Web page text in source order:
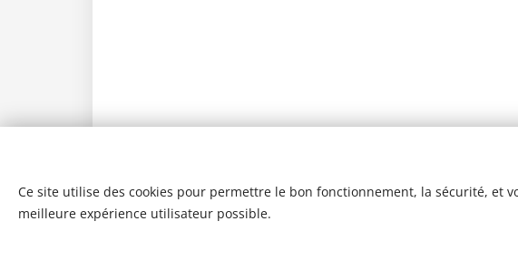
Ce site utilise des cookies pour permettre le bon fonctionnement, la sécurité, et
meilleure expérience utilisateur possible.